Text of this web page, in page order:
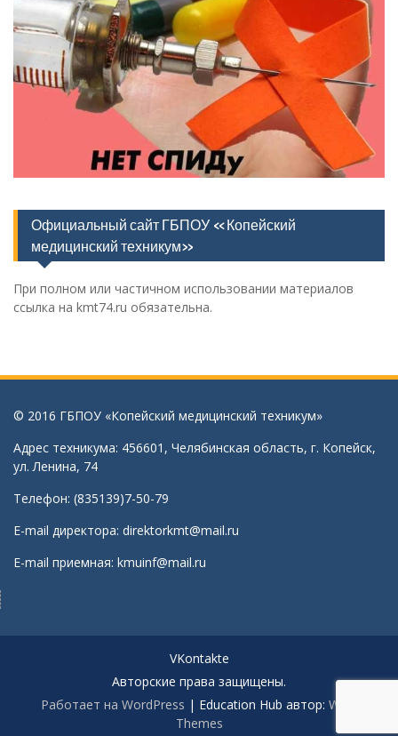
Официальный сайт ГБПОУ «Копейский
медицинский техникум»
При полном или частичном использовании материалов
ссылка на kmt74.ru обязательна.
© 2016 ГБПОУ «Копейский медицинский техникум»
Адрес техникума: 456601, Челябинская область, г. Копейск,
ул. Ленина, 74
Телефон: (835139)7-50-79
E-mail директора: direktorkmt@mail.ru
E-mail приемная: kmuinf@mail.ru
VKontakte
Авторские права защищены.
Работает на WordPress | Education Hub автор: WEN
Themes